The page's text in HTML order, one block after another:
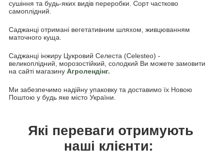
сушіння та будь-яких видів переробки. Сорт частково
самоплідний.
Саджанці отримані вегетативним шляхом, живцюванням
маточного куща.
Саджанці інжиру Цукровий Селеста (Celesteo) -
великоплідний, морозостійкий, солодкий Ви можете замовити
на сайті магазину Агролендінг.
Ми забезпечимо надійну упаковку та доставимо їх Новою
Поштою у будь яке місто України.
Які переваги отримують
наші клієнти: